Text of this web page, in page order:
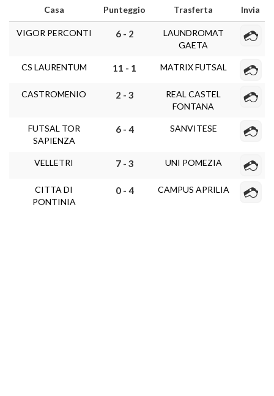
Casa
Punteggio Trasferta Invia
VIGOR PERCONTI 6 - 2
LAUNDROMAT
GAETA
CS LAURENTUM 11 - 1 MATRIX FUTSAL
CASTROMENIO 2 - 3
REAL CASTEL
FONTANA
FUTSAL TOR
SAPIENZA
6 - 4 SANVITESE
VELLETRI 7 - 3 UNI POMEZIA
CITTA DI
PONTINIA
0 - 4 CAMPUS APRILIA